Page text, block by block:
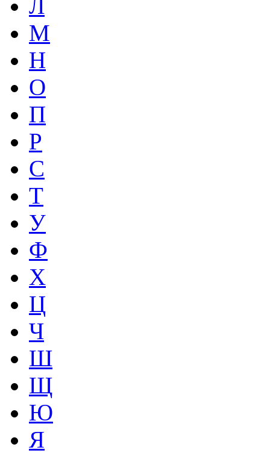
Л
М
Н
О
П
Р
С
Т
У
Ф
Х
Ц
Ч
Ш
Щ
Ю
Я